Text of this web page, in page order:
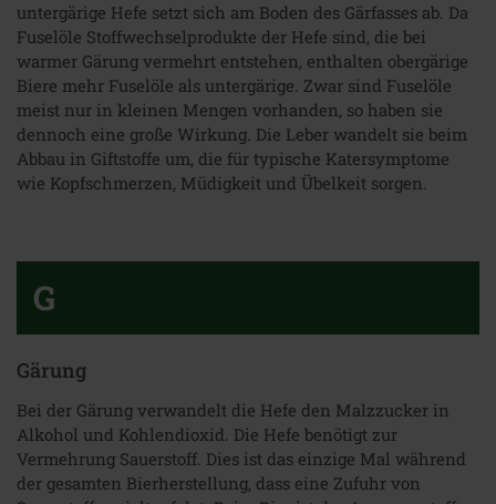
untergärige Hefe setzt sich am Boden des Gärfasses ab. Da
Fuselöle Stoffwechselprodukte der Hefe sind, die bei
warmer Gärung vermehrt entstehen, enthalten obergärige
Biere mehr Fuselöle als untergärige. Zwar sind Fuselöle
meist nur in kleinen Mengen vorhanden, so haben sie
dennoch eine große Wirkung. Die Leber wandelt sie beim
Abbau in Giftstoffe um, die für typische Katersymptome
wie Kopfschmerzen, Müdigkeit und Übelkeit sorgen.
G
Gärung
Bei der Gärung verwandelt die Hefe den Malzzucker in
Alkohol und Kohlendioxid. Die Hefe benötigt zur
Vermehrung Sauerstoff. Dies ist das einzige Mal während
der gesamten Bierherstellung, dass eine Zufuhr von